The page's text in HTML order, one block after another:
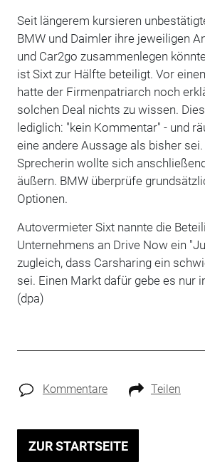
Seit längerem kursieren
BMW und Daimler ihre jeweiligen
und Car2go zusammenlegen
ist Sixt zur Hälfte beteiligt. Vor
hatte der Firmenpatriarch noch
solchen Deal nichts zu wissen.
lediglich: "kein Kommentar" - und
eine andere Aussage als bisher sei.
Sprecherin wollte sich
äußern. BMW überprüfe
Optionen.
Autovermieter Sixt nannte die
Unternehmens an Drive Now ein
zugleich, dass Carsharing ein
sei. Einen Markt dafür gebe es nur
(dpa)
Kommentare Teilen
ZUR STARTSEITE